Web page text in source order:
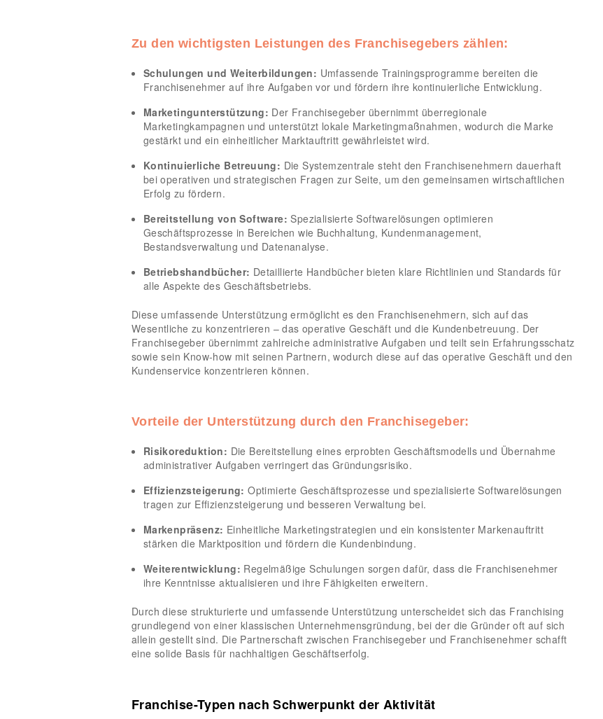
Zu den wichtigsten Leistungen des Franchisegebers zählen:
Schulungen und Weiterbildungen: Umfassende Trainingsprogramme bereiten die
Franchisenehmer auf ihre Aufgaben vor und fördern ihre kontinuierliche Entwicklung.
Marketingunterstützung: Der Franchisegeber übernimmt überregionale
Marketingkampagnen und unterstützt lokale Marketingmaßnahmen, wodurch die Marke
gestärkt und ein einheitlicher Marktauftritt gewährleistet wird.
Kontinuierliche Betreuung: Die Systemzentrale steht den Franchisenehmern dauerhaft
bei operativen und strategischen Fragen zur Seite, um den gemeinsamen wirtschaftlichen
Erfolg zu fördern.
Bereitstellung von Software: Spezialisierte Softwarelösungen optimieren
Geschäftsprozesse in Bereichen wie Buchhaltung, Kundenmanagement,
Bestandsverwaltung und Datenanalyse.
Betriebshandbücher: Detaillierte Handbücher bieten klare Richtlinien und Standards für
alle Aspekte des Geschäftsbetriebs.
Diese umfassende Unterstützung ermöglicht es den Franchisenehmern, sich auf das
Wesentliche zu konzentrieren – das operative Geschäft und die Kundenbetreuung. Der
Franchisegeber übernimmt zahlreiche administrative Aufgaben und teilt sein Erfahrungsschatz
sowie sein Know-how mit seinen Partnern, wodurch diese auf das operative Geschäft und den
Kundenservice konzentrieren können.
Vorteile der Unterstützung durch den Franchisegeber:
Risikoreduktion: Die Bereitstellung eines erprobten Geschäftsmodells und Übernahme
administrativer Aufgaben verringert das Gründungsrisiko.
Effizienzsteigerung: Optimierte Geschäftsprozesse und spezialisierte Softwarelösungen
tragen zur Effizienzsteigerung und besseren Verwaltung bei.
Markenpräsenz: Einheitliche Marketingstrategien und ein konsistenter Markenauftritt
stärken die Marktposition und fördern die Kundenbindung.
Weiterentwicklung: Regelmäßige Schulungen sorgen dafür, dass die Franchisenehmer
ihre Kenntnisse aktualisieren und ihre Fähigkeiten erweitern.
Durch diese strukturierte und umfassende Unterstützung unterscheidet sich das Franchising
grundlegend von einer klassischen Unternehmensgründung, bei der die Gründer oft auf sich
allein gestellt sind. Die Partnerschaft zwischen Franchisegeber und Franchisenehmer schafft
eine solide Basis für nachhaltigen Geschäftserfolg.
Franchise-Typen nach Schwerpunkt der Aktivität